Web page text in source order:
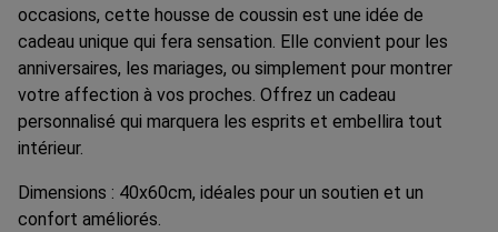
occasions, cette housse de coussin est une idée de
cadeau unique qui fera sensation. Elle convient pour les
anniversaires, les mariages, ou simplement pour montrer
votre affection à vos proches. Offrez un cadeau
personnalisé qui marquera les esprits et embellira tout
intérieur.
Dimensions : 40x60cm, idéales pour un soutien et un
confort améliorés.